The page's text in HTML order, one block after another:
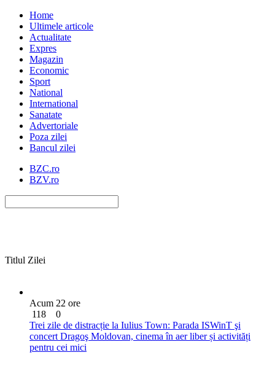
Home
Ultimele articole
Actualitate
Expres
Magazin
Economic
Sport
National
International
Sanatate
Advertoriale
Poza zilei
Bancul zilei
BZC.ro
BZV.ro
Titlul Zilei
Acum 22 ore
118
0
Trei zile de distracție la Iulius Town: Parada ISWinT şi
concert Dragoş Moldovan, cinema în aer liber și activități
pentru cei mici